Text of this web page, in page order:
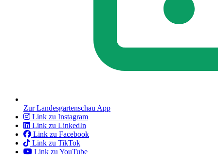
Zur Landesgartenschau App
Link zu Instagram
Link zu LinkedIn
Link zu Facebook
Link zu TikTok
Link zu YouTube